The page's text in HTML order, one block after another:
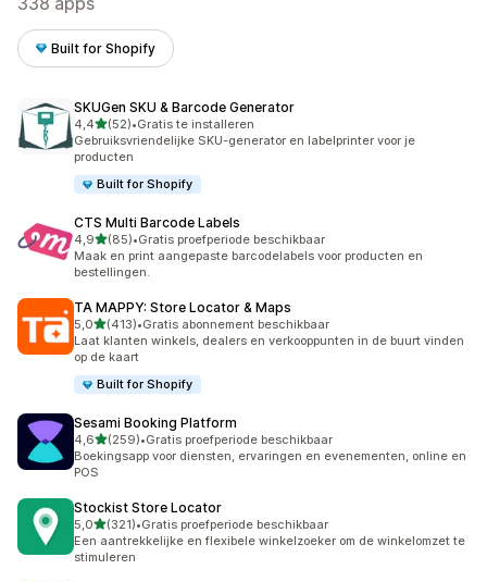
Built for Shopify
SKUGen SKU & Barcode Generator
4,4van 5 sterren
(52)
52 recensies in totaal
•Gratis te installeren
Gebruiksvriendelijke SKU-generator en labelprinter voor je
producten
Built for Shopify
CTS Multi Barcode Labels
4,9van 5 sterren
(85)
85 recensies in totaal
•Gratis proefperiode beschikbaar
Maak en print aangepaste barcodelabels voor producten en
bestellingen.
TA MAPPY: Store Locator & Maps
5,0van 5 sterren
(413)
413 recensies in totaal
•Gratis abonnement beschikbaar
Laat klanten winkels, dealers en verkooppunten in de buurt vinden
op de kaart
Built for Shopify
Sesami Booking Platform
4,6van 5 sterren
(259)
259 recensies in totaal
•Gratis proefperiode beschikbaar
Boekingsapp voor diensten, ervaringen en evenementen, online en
POS
Stockist Store Locator
5,0van 5 sterren
(321)
321 recensies in totaal
•Gratis proefperiode beschikbaar
Een aantrekkelijke en flexibele winkelzoeker om de winkelomzet te
stimuleren